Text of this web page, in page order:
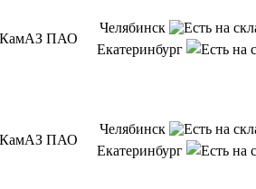
КамАЗ ПАО
Челябинск
Екатеринбург
КамАЗ ПАО
Челябинск
Екатеринбург